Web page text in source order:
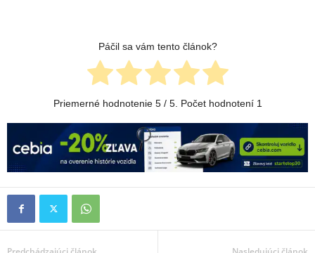
Páčil sa vám tento článok?
Priemerné hodnotenie 5/ 5. Počet hodnotení 1